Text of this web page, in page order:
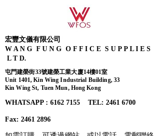
宏豐文儀有限公司
W A N G F U N G O F F I C E S U P P L I E S
L T D.
屯門建榮街33號建榮工業大廈14樓01室
Unit 1401, Kin Wing Industrial Building, 33
Kin Wing St, Tuen Mun, Hong Kong
WHATSAPP : 6162 7155​ TEL: 2461 6700
Fax: 2461 2896